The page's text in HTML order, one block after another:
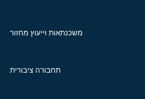
משכנתאות וייעוץ מחזור
תחבורה ציבורית